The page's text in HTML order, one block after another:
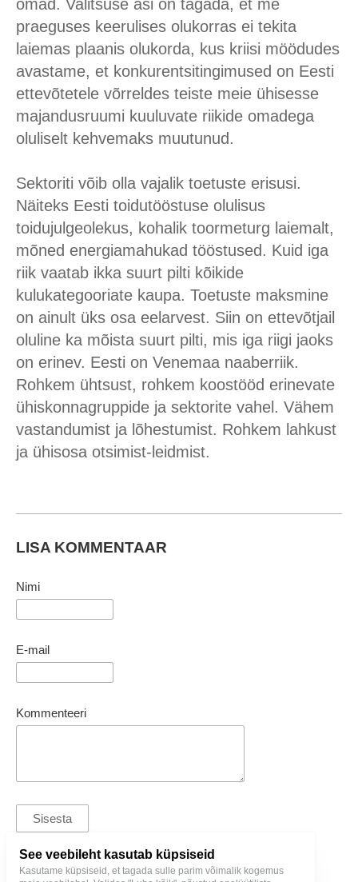
omad. Valitsuse asi on tagada, et me
praeguses keerulises olukorras ei tekita
laiemas plaanis olukorda, kus kriisi möödudes
avastame, et konkurentsitingimused on Eesti
ettevõtetele võrreldes teiste meie ühisesse
majandusruumi kuuluvate riikide omadega
oluliselt kehvemaks muutunud.
Sektoriti võib olla vajalik toetuste erisusi.
Näiteks Eesti toidutööstuse olulisus
toidujulgeolekus, kohalik toormeturg laiemalt,
mõned energiamahukad tööstused. Kuid iga
riik vaatab ikka suurt pilti kõikide
kulukategooriate kaupa. Toetuste maksmine
on ainult üks osa eelarvest. Siin on ettevõtjail
oluline ka mõista suurt pilti, mis iga riigi jaoks
on erinev. Eesti on Venemaa naaberriik.
Rohkem ühtsust, rohkem koostööd erinevate
ühiskonnagruppide ja sektorite vahel. Vähem
vastandumist ja lõhestumist. Rohkem lahkust
ja ühisosa otsimist-leidmist.
LISA KOMMENTAAR
Nimi
E-mail
Kommenteeri
See veebileht kasutab küpsiseid
Kasutame küpsiseid, et tagada sulle parim võimalik kogemus